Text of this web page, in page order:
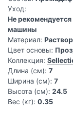
Уход:
Не
машины
Материал:
Цвет основы:
Коллекция:
Длина (см): 7
Ширина (см): 7
Высота (см): 24.5
Вес (кг): 0.35